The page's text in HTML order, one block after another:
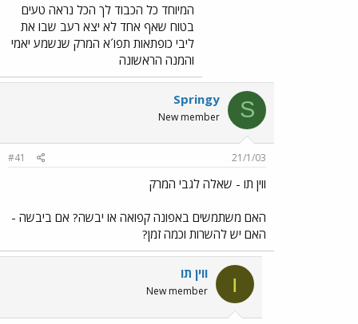
המיוחד כל הכבוד לך הכל נראה טעים
בטוח שאף אחד לא יצא רעב שבו את
ליבי כופתאות תפו´א המרק שנשמע יאמי
והמנה הראשונה
S
Springy
New member
21/1/03
#41
ווין תו - שאלה לגבי המרק
האם משתמשים באפונה קפואה או יבשה? אם ביבשה -
האם יש להשרות וכמה זמן?
ו ווין תו
New member